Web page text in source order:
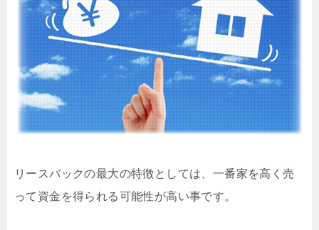
リースバックの最大の特徴としては、一番家を高く売
って資金を得られる可能性が高い事です。